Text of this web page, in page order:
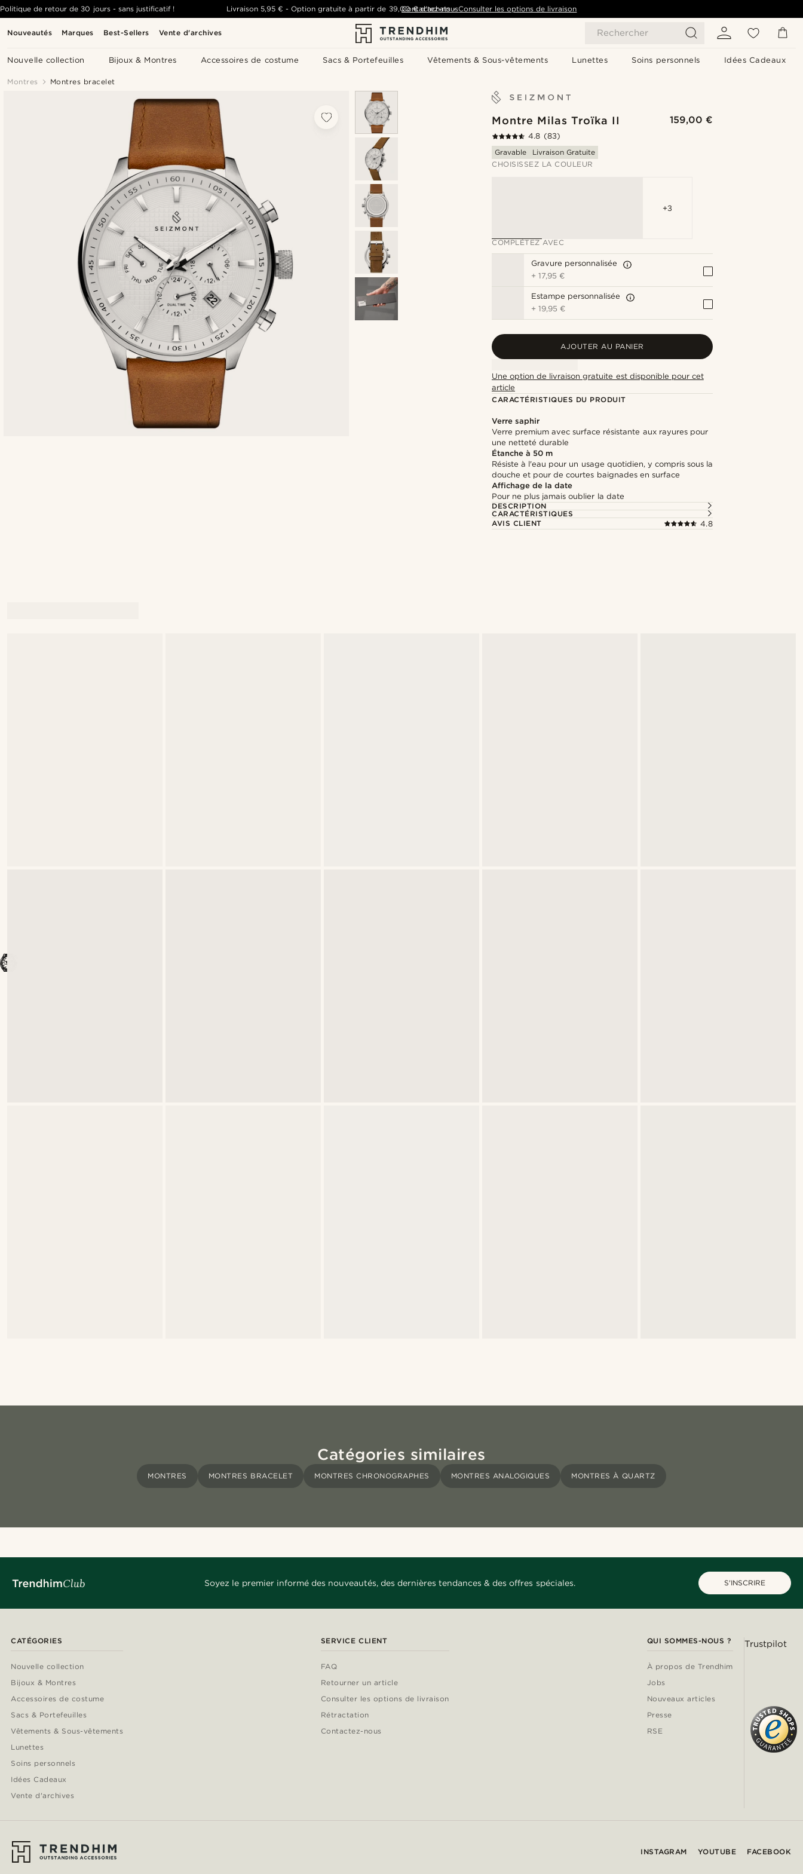
Nouveautés Marques Best-Sellers Vente d'archives Rechercher
Nouvelle collection Bijoux & Montres Accessoires de costume Sacs & Portefeuilles Vêtements & Sous-vêtements Lunettes Soins personnels Idées Cadeaux
Politique de retour de 30 jours - sans justificatif ! Livraison 5,95 € -Option gratuite à partir de 39,00 € d'achats- Consulter les options de livraison
Contactez-nous
Montres Montres bracelet
Montre Milas Troïka II 159,00 €
4.8 (83)
Gravable
Livraison Gratuite
CHOISISSEZ LA COULEUR
+3
COMPLÉTEZ AVEC
Gravure personnalisée
+17,95 €
Estampe personnalisée
+19,95 €
AJOUTER AU PANIER
Une option de livraison gratuite est disponible pour cet
article
CARACTÉRISTIQUES DU PRODUIT
Verre saphir
Verre premium avec surface résistante aux rayures pour
une netteté durable
Étanche à 50 m
Résiste à l'eau pour un usage quotidien, y compris sous la
douche et pour de courtes baignades en surface
Affichage de la date
Pour ne plus jamais oublier la date
DESCRIPTION
CARACTÉRISTIQUES
AVIS CLIENT
4.8
Catégories similaires
MONTRES MONTRES BRACELET MONTRES CHRONOGRAPHES MONTRES ANALOGIQUES MONTRES À QUARTZ
Soyez le premier informé des nouveautés, des dernières tendances & des offres spéciales. S'INSCRIRE
CATÉGORIES
Nouvelle collection
Bijoux & Montres
Accessoires de costume
Sacs & Portefeuilles
Vêtements & Sous-vêtements
Lunettes
Soins personnels
Idées Cadeaux
Vente d'archives
SERVICE CLIENT
FAQ
Retourner un article
Consulter les options de livraison
Rétractation
Contactez-nous
QUI SOMMES-NOUS ?
À propos de Trendhim
Jobs
Nouveaux articles
Presse
RSE
Trustpilot
INSTAGRAM YOUTUBE FACEBOOK